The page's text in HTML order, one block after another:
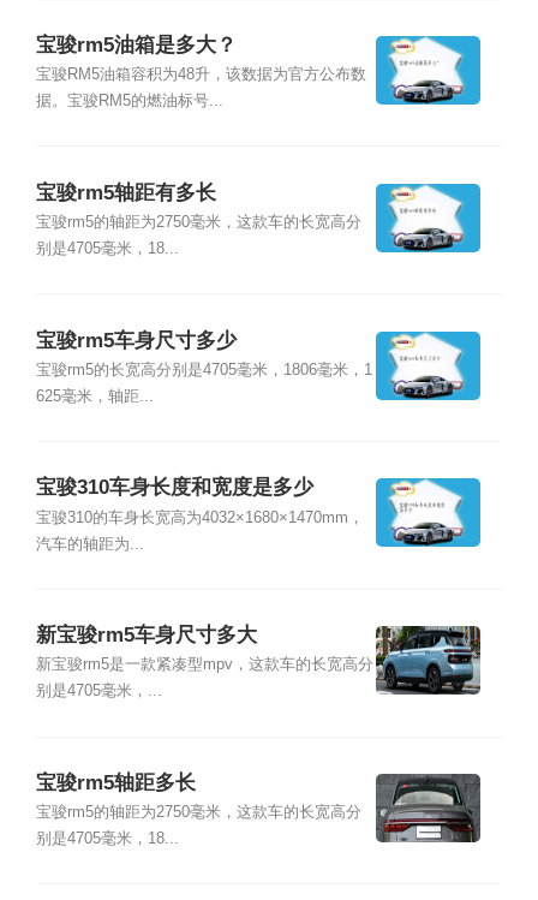
宝骏rm5油箱是多大？
宝骏RM5油箱容积为48升，该数据为官方公布数
据。宝骏RM5的燃油标号...
宝骏rm5轴距有多长
宝骏rm5的轴距为2750毫米，这款车的长宽高分
别是4705毫米，18...
宝骏rm5车身尺寸多少
宝骏rm5的长宽高分别是4705毫米，1806毫米，1
625毫米，轴距...
宝骏310车身长度和宽度是多少
宝骏310的车身长宽高为4032×1680×1470mm，
汽车的轴距为...
新宝骏rm5车身尺寸多大
新宝骏rm5是一款紧凑型mpv，这款车的长宽高分
别是4705毫米，...
宝骏rm5轴距多长
宝骏rm5的轴距为2750毫米，这款车的长宽高分
别是4705毫米，18...